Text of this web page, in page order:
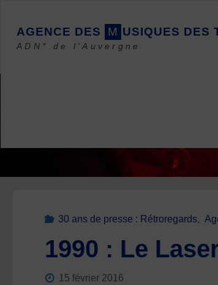
content
AGENCE DES M USIQUES DES
ADN* de l'Auvergne
30 ans de presse : Rétroregards,
1990 : Le
15 février 2016